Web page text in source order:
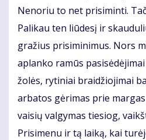
Nenoriu to net prisiminti.
Palikau ten liūdesį ir
gražius prisiminimus. Nors
aplanko ramūs
žolės, rytiniai braidžiojimai
arbatos gėrimas prie
vaisių valgymas tiesiog,
Prisimenu ir tą laiką, kai